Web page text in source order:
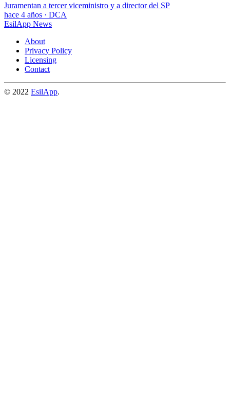
Juramentan a tercer viceministro y a director del SP
hace 4 años · DCA
EsilApp News
About
Privacy Policy
Licensing
Contact
© 2022 EsilApp.